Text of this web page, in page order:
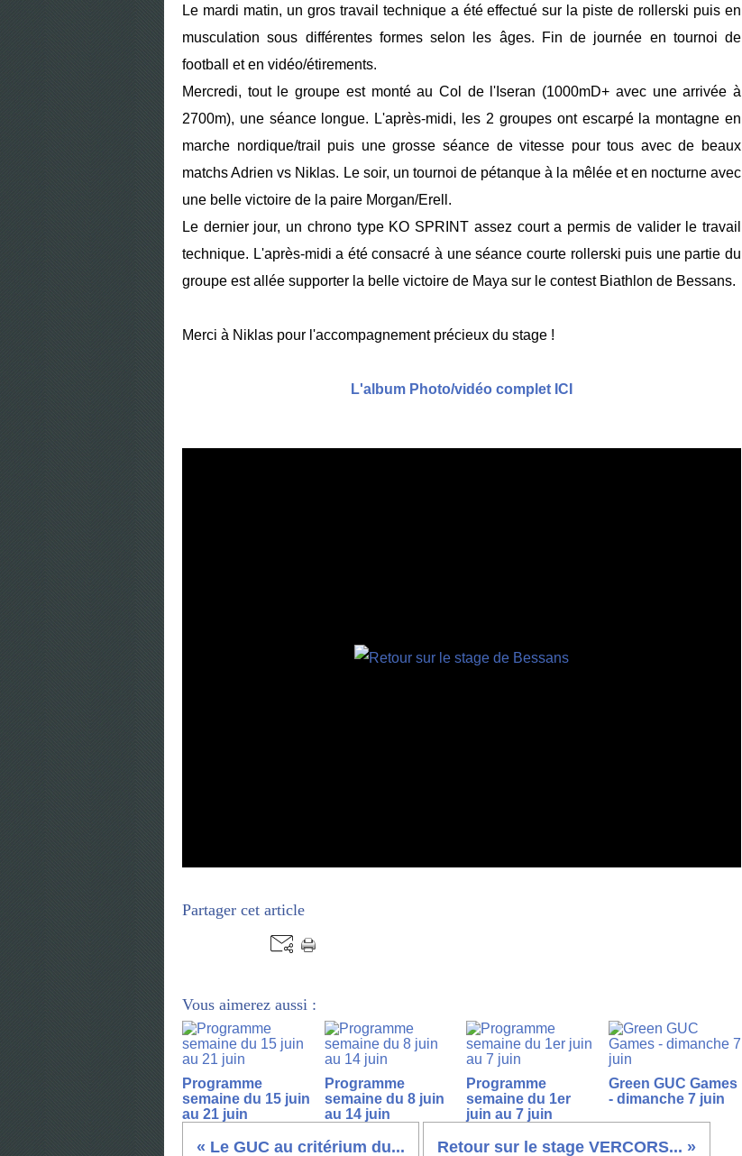
Le mardi matin, un gros travail technique a été effectué sur la piste de rollerski puis en
musculation sous différentes formes selon les âges. Fin de journée en tournoi de
football et en vidéo/étirements.
Mercredi, tout le groupe est monté au Col de l'Iseran (1000mD+ avec une arrivée à
2700m), une séance longue. L'après-midi, les 2 groupes ont escarpé la montagne en
marche nordique/trail puis une grosse séance de vitesse pour tous avec de beaux
matchs Adrien vs Niklas. Le soir, un tournoi de pétanque à la mêlée et en nocturne avec
une belle victoire de la paire Morgan/Erell.
Le dernier jour, un chrono type KO SPRINT assez court a permis de valider le travail
technique. L'après-midi a été consacré à une séance courte rollerski puis une partie du
groupe est allée supporter la belle victoire de Maya sur le contest Biathlon de Bessans.
Merci à Niklas pour l'accompagnement précieux du stage !
L'album Photo/vidéo complet ICI
Partager cet article
Vous aimerez aussi :
Programme
semaine du 15 juin
au 21 juin
Programme
semaine du 8 juin
au 14 juin
Programme
semaine du 1er
juin au 7 juin
Green GUC Games
- dimanche 7 juin
« Le GUC au critérium du... Retour sur le stage VERCORS... »